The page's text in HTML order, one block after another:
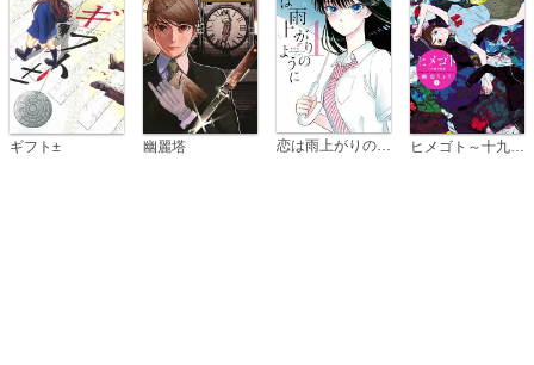
ギフト± 幽麗塔 恋は雨上がりのように